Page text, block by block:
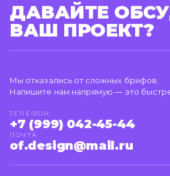
ДАВАЙТЕ
ВАШ ПРОЕКТ?
Мы отказались от сложных брифов.
Напишите нам напрямую — это
ТЕЛЕФОН
+7 (999) 042-45-44
ПОЧТА
of.design@mail.ru